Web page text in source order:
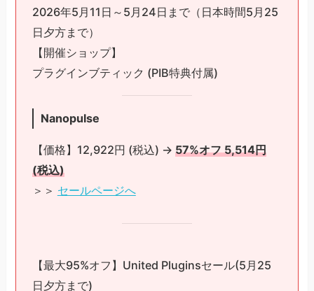
2026年5月11日～5月24日まで（日本時間5月25
日夕方まで）
【開催ショップ】
プラグインブティック (PIB特典付属)
Nanopulse
【価格】12,922円 (税込) → 57%オフ 5,514円
(税込)
＞＞ セールページへ
【最大95%オフ】United Pluginsセール(5月25
日夕方まで)